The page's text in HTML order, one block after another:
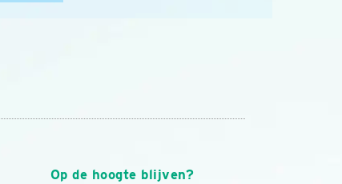
Op de hoogte blijven?